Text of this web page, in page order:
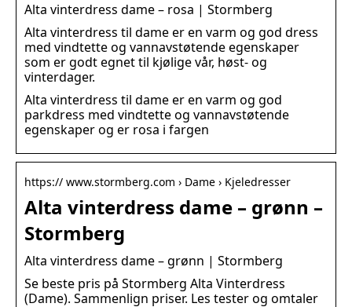
Alta vinterdress dame – rosa | Stormberg
Alta vinterdress til dame er en varm og god dress
med vindtette og vannavstøtende egenskaper
som er godt egnet til kjølige vår, høst- og
vinterdager.
Alta vinterdress til dame er en varm og god
parkdress med vindtette og vannavstøtende
egenskaper og er rosa i fargen
https:// www.stormberg.com › Dame › Kjeledresser
Alta vinterdress dame – grønn –
Stormberg
Alta vinterdress dame – grønn | Stormberg
Se beste pris på Stormberg Alta Vinterdress
(Dame). Sammenlign priser. Les tester og omtaler